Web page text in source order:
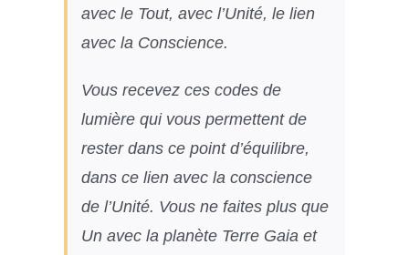
avec le Tout, avec l’Unité, le lien
avec la Conscience.
Vous recevez ces codes de
lumière qui vous permettent de
rester dans ce point d’équilibre,
dans ce lien avec la conscience
de l’Unité. Vous ne faites plus que
Un avec la planète Terre Gaia et